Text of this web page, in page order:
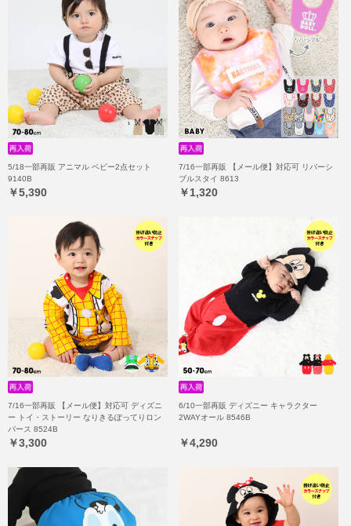
5/18一部再販 アニマル ベビー2点セット
9140B
￥5,390
7/16一部再販 【メール便】対応可 リバーシ
ブルスタイ 8613
￥1,320
7/16一部再販 【メール便】対応可 ディズニ
ー トイ・ストーリー なりきるぽってりロン
パース 8524B
￥3,300
6/10一部再販 ディズニー キャラクター
2WAYオール 8546B
￥4,290